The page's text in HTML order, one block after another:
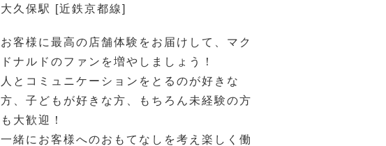
大久保駅 [近鉄京都線]
お客様に最高の店舗体験をお届けして、マク
ドナルドのファンを増やしましょう！
人とコミュニケーションをとるのが好きな
方、子どもが好きな方、もちろん未経験の方
も大歓迎！
一緒にお客様へのおもてなしを考え楽しく働